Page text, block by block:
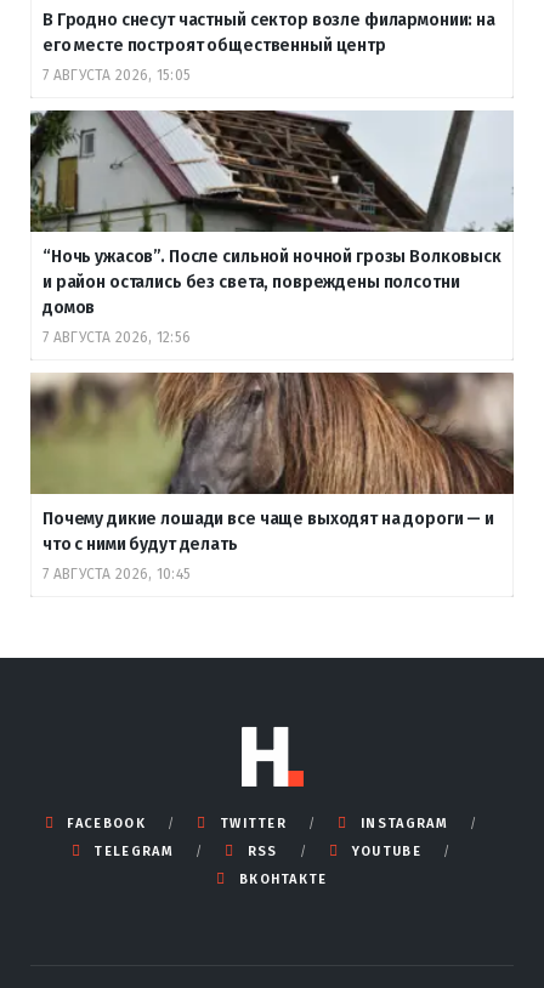
В Гродно снесут частный сектор возле филармонии: на
его месте построят общественный центр
7 АВГУСТА 2026, 15:05
“Ночь ужасов”. После сильной ночной грозы Волковыск
и район остались без света, повреждены полсотни
домов
7 АВГУСТА 2026, 12:56
Почему дикие лошади все чаще выходят на дороги — и
что с ними будут делать
7 АВГУСТА 2026, 10:45
FACEBOOK TWITTER
INSTAGRAM
TELEGRAM
RSS
YOUTUBE
ВКОНТАКТЕ